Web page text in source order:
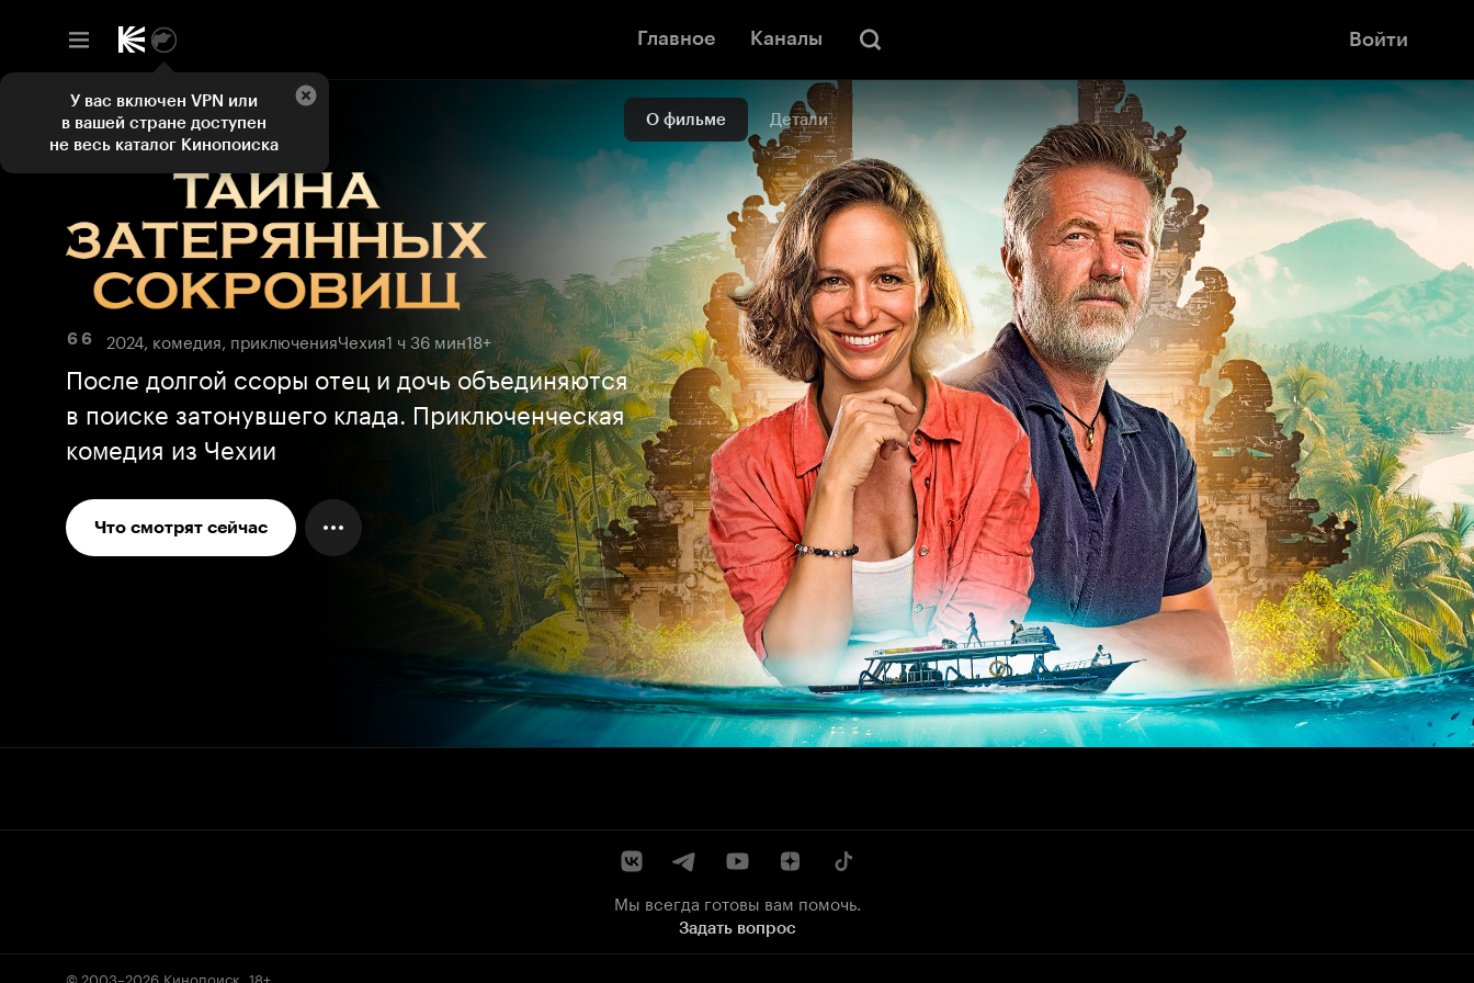
Главное Каналы Войти
О фильме Детали
6 6 2024, комедия, приключенияЧехия1 ч 36 мин18+
После долгой ссоры отец и дочь объединяются
в поиске затонувшего клада. Приключенческая
комедия из Чехии
Что смотрят сейчас
Мы всегда готовы вам помочь.
Задать вопрос
© 2003–2026 Кинопоиск 18+
У вас включен VPN или
в вашей стране доступен
не весь каталог Кинопоиска